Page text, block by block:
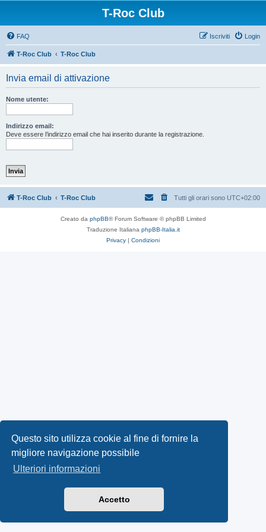
Questo sito utilizza cookie al fine di fornire la
migliore navigazione possibile
Ulteriori informazioni
Accetto
T-Roc Club
FAQ Login
Iscriviti
T-Roc Club T-Roc Club
Invia email di attivazione
Nome utente:
Indirizzo email:
Deve essere l’indirizzo email che hai inserito durante la registrazione.
T-Roc Club T-Roc Club Tutti gli orari sono UTC+02:00
Creato da phpBB® Forum Software © phpBB Limited
Traduzione Italiana phpBB-Italia.it
Privacy | Condizioni